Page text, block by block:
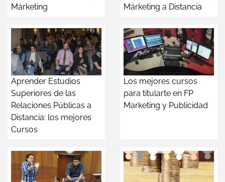
Márketing
Márketing a Distancia
Aprender Estudios
Superiores de las
Relaciones Públicas a
Distancia: los mejores
Cursos
Los mejores cursos
para titularte en FP
Marketing y Publicidad